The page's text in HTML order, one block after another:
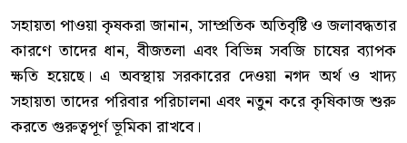
সহায়তা পাওয়া কৃষকরা জানান, সাম্প্রতিক অতিবৃষ্টি ও জলাবদ্ধতার
কারণে তাদের ধান, বীজতলা এবং বিভিন্ন সবজি চাষের ব্যাপক
ক্ষতি হয়েছে। এ অবস্থায় সরকারের দেওয়া নগদ অর্থ ও খাদ্য
সহায়তা তাদের পরিবার পরিচালনা এবং নতুন করে কৃষিকাজ শুরু
করতে গুরুত্বপূর্ণ ভূমিকা রাখবে।